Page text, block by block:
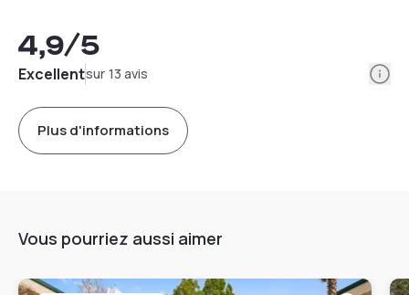
4,9/5
Excellentsur 13 avis
Plus d'informations
Vous pourriez aussi aimer